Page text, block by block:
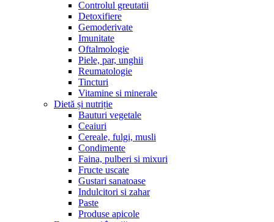
Controlul greutatii
Detoxifiere
Gemoderivate
Imunitate
Oftalmologie
Piele, par, unghii
Reumatologie
Tincturi
Vitamine si minerale
Dietă și nutriție
Bauturi vegetale
Ceaiuri
Cereale, fulgi, musli
Condimente
Faina, pulberi si mixuri
Fructe uscate
Gustari sanatoase
Indulcitori si zahar
Paste
Produse apicole